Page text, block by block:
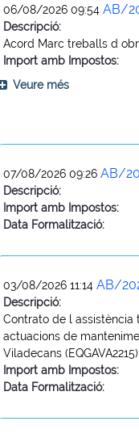
06/08/2026 09:54 AB/
Descripció:
Acord Marc treballs d
Import amb Impostos:
Veure més
07/08/2026 09:26 AB/
Descripció:
Import amb Impostos:
Data Formalització:
03/08/2026 11:14 AB/
Descripció:
Contrato de l assistència
actuacions de
Viladecans (EQGAVA2215)
Import amb Impostos:
Data Formalització: